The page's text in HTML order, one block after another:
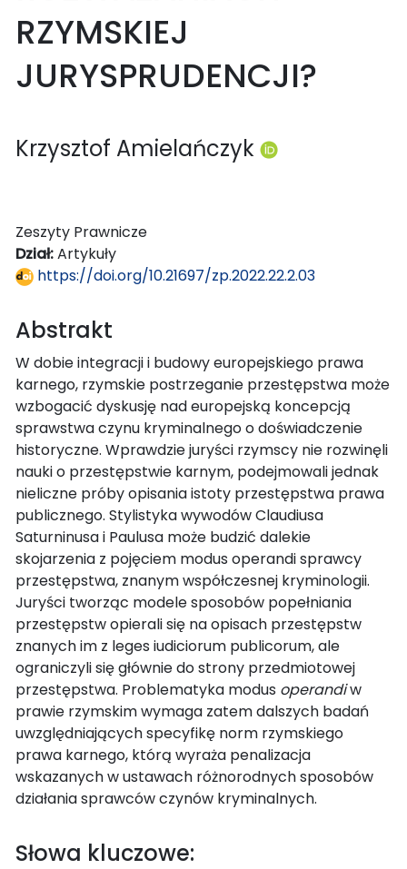
RZYMSKIEJ
JURYSPRUDENCJI?
Krzysztof Amielańczyk
Zeszyty Prawnicze
Dział:Artykuły
https://doi.org/10.21697/zp.2022.22.2.03
Abstrakt
W dobie integracji i budowy europejskiego prawa
karnego, rzymskie postrzeganie przestępstwa może
wzbogacić dyskusję nad europejską koncepcją
sprawstwa czynu kryminalnego o doświadczenie
historyczne. Wprawdzie juryści rzymscy nie rozwinęli
nauki o przestępstwie karnym, podejmowali jednak
nieliczne próby opisania istoty przestępstwa prawa
publicznego. Stylistyka wywodów Claudiusa
Saturninusa i Paulusa może budzić dalekie
skojarzenia z pojęciem modus operandi sprawcy
przestępstwa, znanym współczesnej kryminologii.
Juryści tworząc modele sposobów popełniania
przestępstw opierali się na opisach przestępstw
znanych im z leges iudiciorum publicorum, ale
ograniczyli się głównie do strony przedmiotowej
przestępstwa. Problematyka modus operandiw
prawie rzymskim wymaga zatem dalszych badań
uwzględniających specyfikę norm rzymskiego
prawa karnego, którą wyraża penalizacja
wskazanych w ustawach różnorodnych sposobów
działania sprawców czynów kryminalnych.
Słowa kluczowe: